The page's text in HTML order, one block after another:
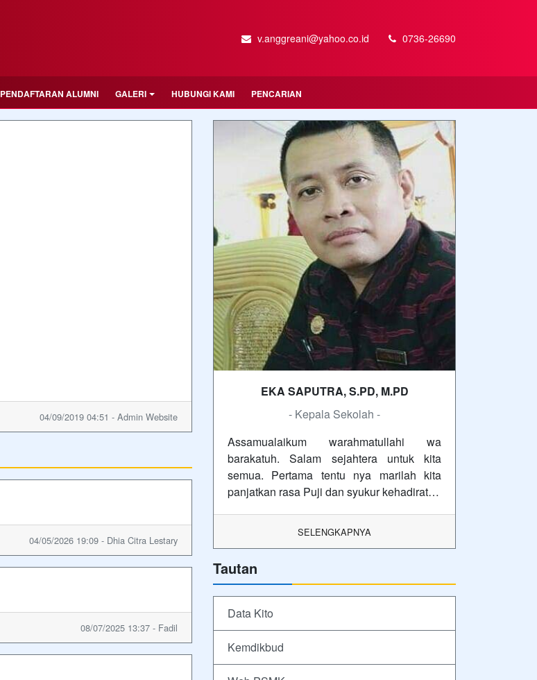
v.anggreani@yahoo.co.id 0736-26690
PENDAFTARAN ALUMNI GALERI HUBUNGI KAMI PENCARIAN
04/09/2019 04:51 - Admin Website
04/05/2026 19:09 - Dhia Citra Lestary
08/07/2025 13:37 - Fadil
EKA SAPUTRA, S.PD, M.PD
- Kepala Sekolah -
Assamualaikum warahmatullahi wa
barakatuh. Salam sejahtera untuk kita
semua. Pertama tentu nya marilah kita
panjatkan rasa Puji dan syukur kehadirat…
SELENGKAPNYA
Tautan
Data Kito
Kemdikbud